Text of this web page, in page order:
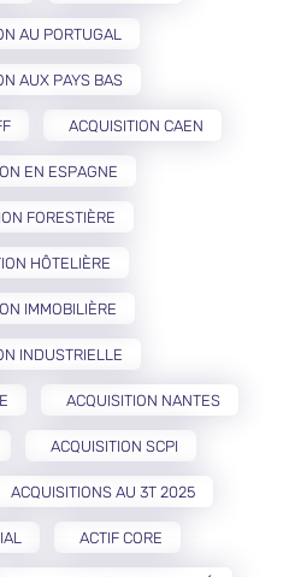
AU PORTUGAL
AUX PAYS BAS
ACQUISITION CAEN
EN ESPAGNE
FORESTIÈRE
HÔTELIÈRE
IMMOBILIÈRE
INDUSTRIELLE
ACQUISITION NANTES
ACQUISITION SCPI
ACQUISITIONS AU 3T 2025
ACTIF CORE